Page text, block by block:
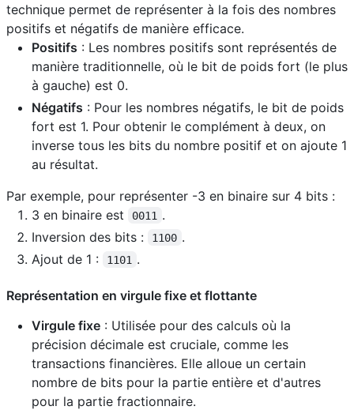
technique permet de représenter à la fois des nombres
positifs et négatifs de manière efficace.
Positifs : Les nombres positifs sont représentés de
manière traditionnelle, où le bit de poids fort (le plus
à gauche) est 0.
Négatifs : Pour les nombres négatifs, le bit de poids
fort est 1. Pour obtenir le complément à deux, on
inverse tous les bits du nombre positif et on ajoute 1
au résultat.
Par exemple, pour représenter -3 en binaire sur 4 bits :
3 en binaire est
0011 .
Inversion des bits :
1100 .
Ajout de 1 :
1101 .
Représentation en virgule fixe et flottante
Virgule fixe : Utilisée pour des calculs où la
précision décimale est cruciale, comme les
transactions financières. Elle alloue un certain
nombre de bits pour la partie entière et d'autres
pour la partie fractionnaire.